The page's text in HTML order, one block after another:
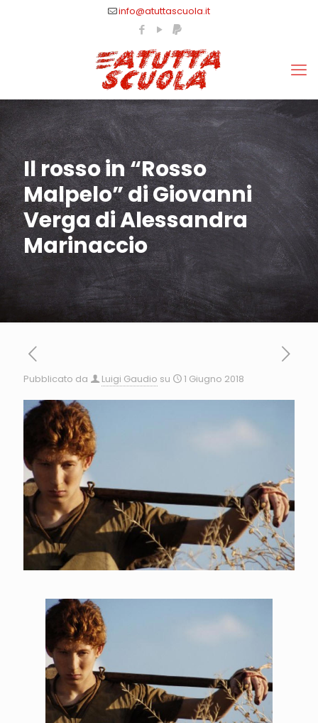
info@atuttascuola.it
Il rosso in “Rosso
Malpelo” di Giovanni
Verga di Alessandra
Marinaccio
Pubblicato da Luigi Gaudio su 1 Giugno 2018